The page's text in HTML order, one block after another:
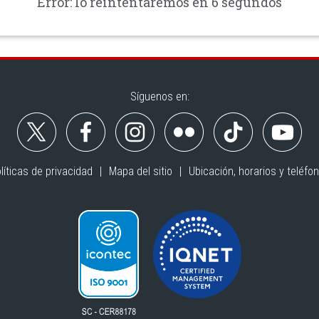
Síguenos en:
de privacidad Mapa del sitio Ubicación, horarios y